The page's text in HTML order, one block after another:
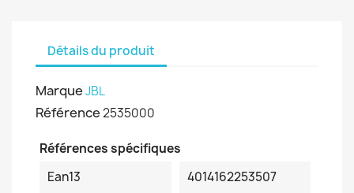
Détails du produit
MarqueJBL
Référence2535000
Références spécifiques
Ean13
4014162253507